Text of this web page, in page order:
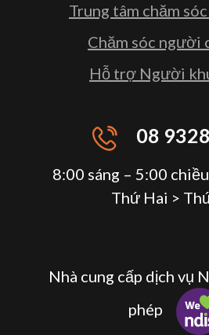
Trung tâm chăm
Chăm sóc người
Hỗ trợ Người
08
8:00 sáng – 5:00
Thứ Hai >
Nhà cung cấp dịch vụ
phép